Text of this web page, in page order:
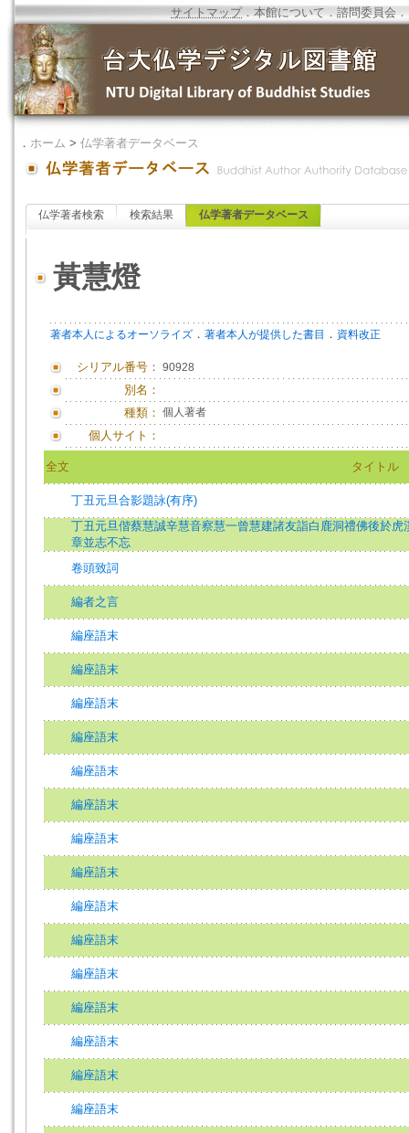
サイトマップ．本館について ．諮問委員会 ．
． ホーム > 仏学著者データベース
仏学著者検索 検索結果 仏学著者データベース
黃慧燈
著者本人によるオーソライズ ． 著者本人が提供した書目 ． 資料改正
シリアル番号： 90928
別名：
種類： 個人著者
個人サイト：
全文 タイトル
丁丑元旦合影題詠(有序)
丁丑元旦偕蔡慧誠辛慧音察慧一曾慧建諸友詣白鹿洞禮佛後於
章並志不忘
卷頭致詞
編者之言
編座語末
編座語末
編座語末
編座語末
編座語末
編座語末
編座語末
編座語末
編座語末
編座語末
編座語末
編座語末
編座語末
編座語末
編座語末